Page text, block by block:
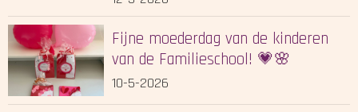
Fijne moederdag van de kinderen
van de Familieschool! 💗🌸
10-5-2026